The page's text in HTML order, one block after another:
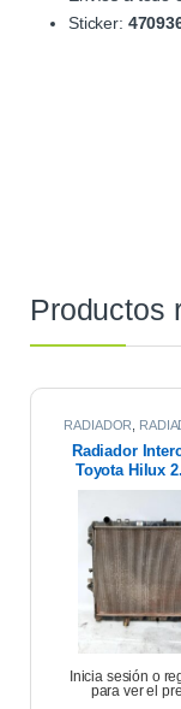
Sticker:
Productos
RADIADOR
Radiador
Toyota Hilux
2016/2021
Inicia sesión o
para ver el